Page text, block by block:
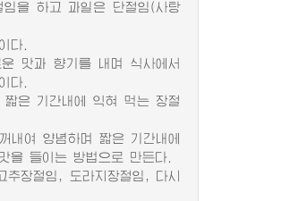
을 하고 과일은 단절임(사탕
다.
맛과 향기를 내며 식사에서
다.
은 기간내에 익혀 먹는 장절
여 양념하며 짧은 기간내에
을 들이는 방법으로 만든다.
장절임, 도라지장절임, 다시